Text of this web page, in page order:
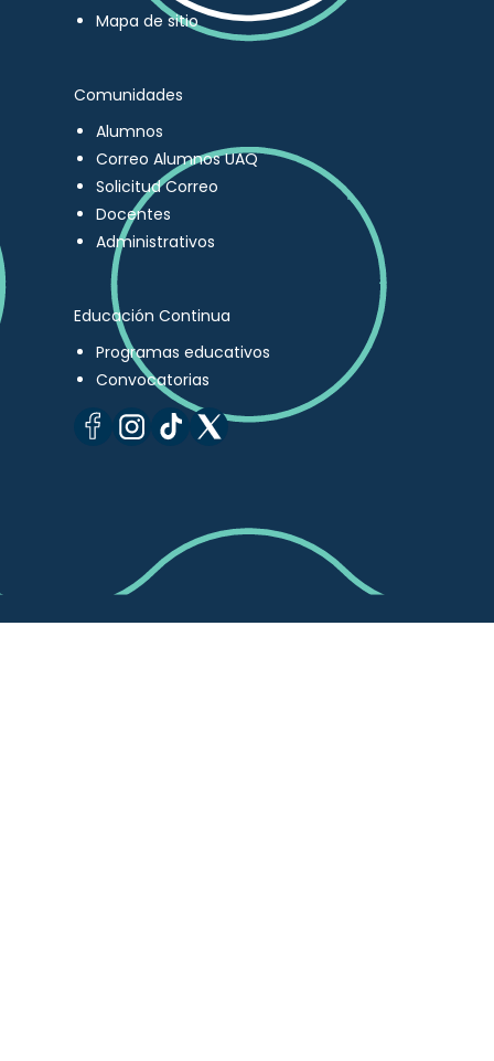
Mapa de sitio
Comunidades
Alumnos
Correo Alumnos UAQ
Solicitud Correo
Docentes
Administrativos
Educación Continua
Programas educativos
Convocatorias